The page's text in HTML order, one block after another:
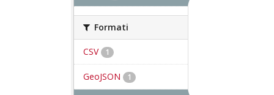
Formati
CSV 1
GeoJSON 1